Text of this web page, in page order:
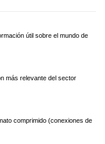
útil sobre el mundo de
más relevante del sector
comprimido (conexiones de